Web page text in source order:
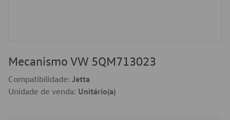
Mecanismo VW 5QM713023
Compatibilidade: Jetta
Unidade de venda: Unitário(a)